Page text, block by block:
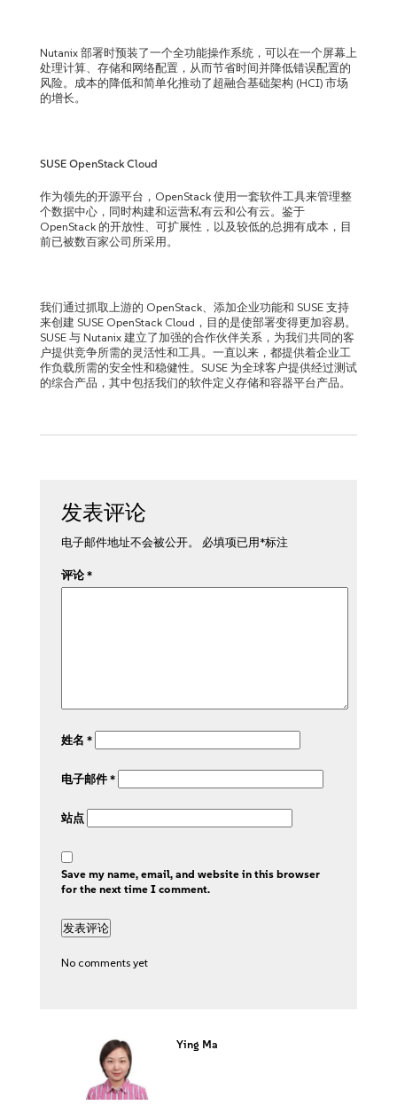
Nutanix 部署时预装了一个全功能操作系统，可以在一个屏幕上
处理计算、存储和网络配置，从而节省时间并降低错误配置的
风险。成本的降低和简单化推动了超融合基础架构 (HCI) 市场
的增长。
SUSE OpenStack Cloud
作为领先的开源平台，OpenStack 使用一套软件工具来管理整
个数据中心，同时构建和运营私有云和公有云。鉴于
OpenStack 的开放性、可扩展性，以及较低的总拥有成本，目
前已被数百家公司所采用。
我们通过抓取上游的 OpenStack、添加企业功能和 SUSE 支持
来创建 SUSE OpenStack Cloud，目的是使部署变得更加容易。
SUSE 与 Nutanix 建立了加强的合作伙伴关系，为我们共同的客
户提供竞争所需的灵活性和工具。一直以来，都提供着企业工
作负载所需的安全性和稳健性。SUSE 为全球客户提供经过测试
的综合产品，其中包括我们的软件定义存储和容器平台产品。
发表评论
电子邮件地址不会被公开。 必填项已用 *标注
评论*
姓名 *
电子邮件 *
站点
Save my name, email, and website in this browser
for the next time I comment.
No comments yet
Ying Ma